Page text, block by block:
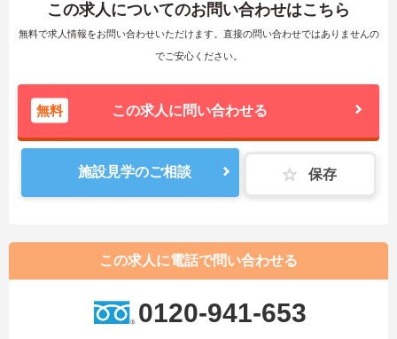
この求人についてのお問い合わせはこちら
無料で求人情報をお問い合わせいただけます。直接の問い合わせではありませんの
でご安心ください。
無料 この求人に問い合わせる
施設見学のご相談 保存
この求人に電話で問い合わせる
0120-941-653